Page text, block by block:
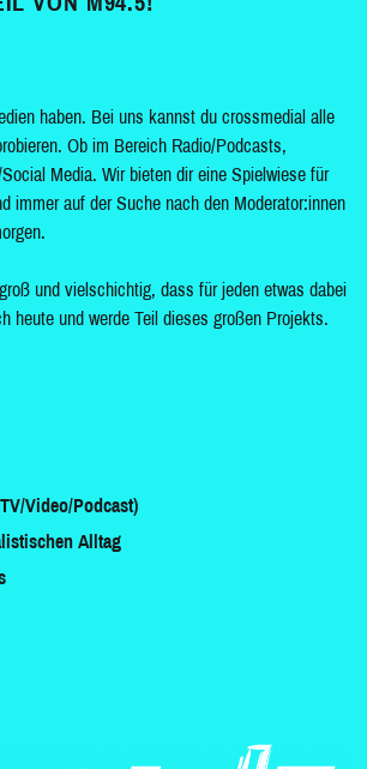
haben. Bei uns kannst du crossmedial alle
Ob im Bereich Radio/Podcasts,
Media. Wir bieten dir eine Spielwiese für
immer auf der Suche nach den Moderator:innen
und vielschichtig, dass für jeden etwas dabei
heute und werde Teil dieses großen Projekts.
Video/Podcast)
Alltag